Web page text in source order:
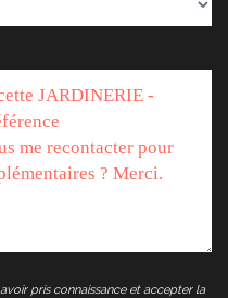
pris connaissance et accepter la